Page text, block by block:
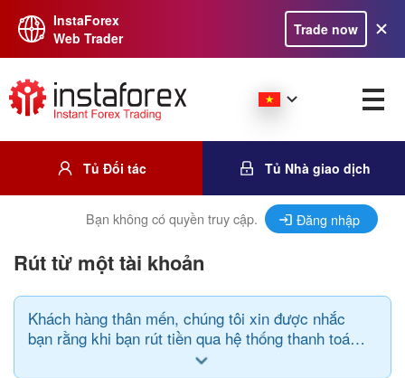
InstaForex
Web Trader
Trade now
Tủ Đối tác Tủ Nhà giao dịch
Bạn không có quyền truy cập. Đăng nhập
Rút từ một tài khoản
Khách hàng thân mến, chúng tôi xin được nhắc
bạn rằng khi bạn rút tiền qua hệ thống thanh toán
bạn phải tuân theo quy tắc sau: hệ thống thanh